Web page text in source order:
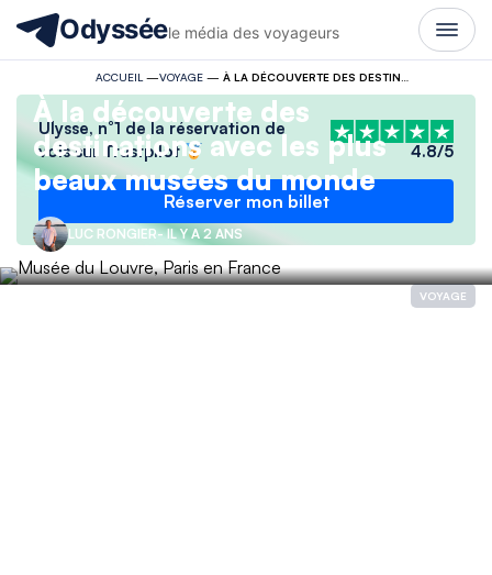
Odysséele média des voyageurs
ACCUEIL —VOYAGE—
Ulysse, n°1 de la réservation de
vols sur Trustpilot
4.8/5
Réserver mon billet
VOYAGE
À la découverte des
destinations avec les plus
beaux musées du monde
LUC RONGIER- IL Y A 2 ANS